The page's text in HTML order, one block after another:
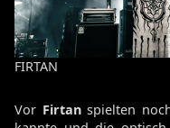
FIRTAN
Vor Firtanspielten